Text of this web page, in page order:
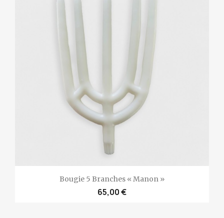
Bougie 5 Branches « Manon »
65,00 €